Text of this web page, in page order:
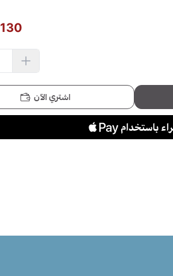
130
اشتري الآن